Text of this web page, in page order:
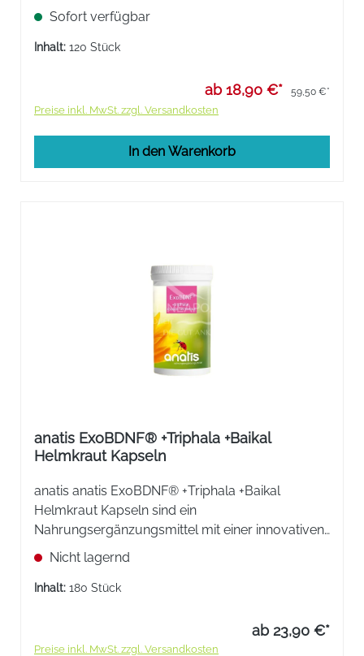
Kapsel enthält 26 mg Lithiumorotat Monohydrat
entsprechend 1 mg Lithium.
Sofort verfügbar
Inhalt: 120 Stück
ab 18,90 €* 59,50 €*
Preise inkl. MwSt. zzgl. Versandkosten
In den Warenkorb
anatis ExoBDNF® +Triphala +Baikal
Helmkraut Kapseln
anatis anatis ExoBDNF® +Triphala +Baikal
Helmkraut Kapseln sind ein
Nahrungsergänzungsmittel mit einer innovativen
Kombination aus Laktobazillus Pediococcus
acidilactici (ExoBDNF®), Baikal Helmkrautextrakt
und Triphala.
Nicht lagernd
Inhalt: 180 Stück
ab 23,90 €*
Preise inkl. MwSt. zzgl. Versandkosten